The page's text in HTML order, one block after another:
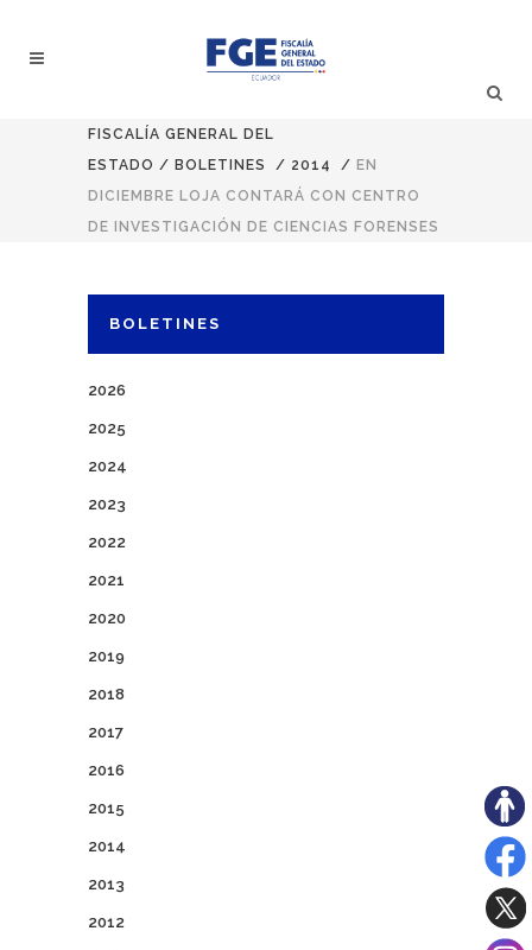
FISCALÍA GENERAL DEL
ESTADO / BOLETINES / 2014 / EN
DICIEMBRE LOJA CONTARÁ CON CENTRO
DE INVESTIGACIÓN DE CIENCIAS FORENSES
BOLETINES
2026
2025
2024
2023
2022
2021
2020
2019
2018
2017
2016
2015
2014
2013
2012